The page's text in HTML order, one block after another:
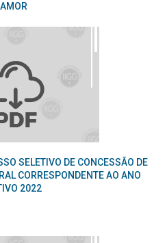
AMOR
SELETIVO DE CONCESSÃO DE
CORRESPONDENTE AO ANO
2022